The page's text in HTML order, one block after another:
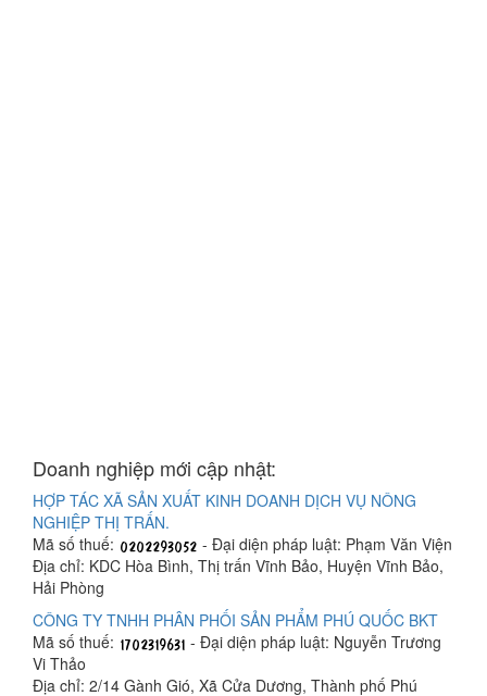
Doanh nghiệp mới cập nhật:
HỢP TÁC XÃ SẢN XUẤT KINH DOANH DỊCH VỤ NÔNG
NGHIỆP THỊ TRẤN.
Mã số thuế:
- Đại diện pháp luật: Phạm Văn Viện
Địa chỉ: KDC Hòa Bình, Thị trấn Vĩnh Bảo, Huyện Vĩnh Bảo,
Hải Phòng
CÔNG TY TNHH PHÂN PHỐI SẢN PHẨM PHÚ QUỐC BKT
Mã số thuế:
- Đại diện pháp luật: Nguyễn Trương
Vi Thảo
Địa chỉ: 2/14 Gành Gió, Xã Cửa Dương, Thành phố Phú